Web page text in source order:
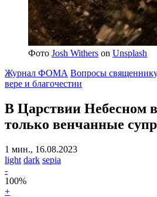
Фото Josh Withers on Unsplash
Журнал ФОМА Вопросы
вере и благочестии
В Царствии Небесном
только венчанные
1 мин., 16.08.2023
light dark sepia
-
100%
+